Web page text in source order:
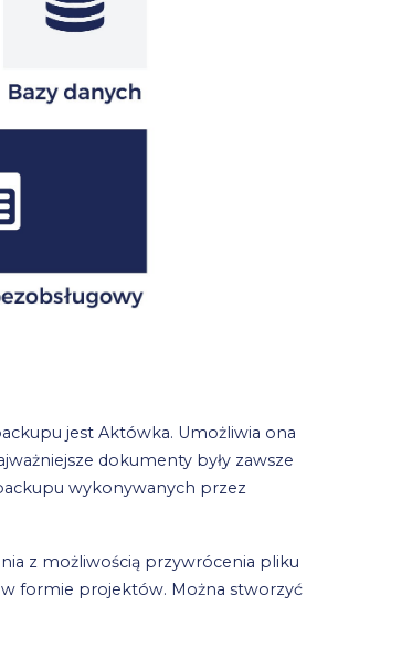
jest Aktówka. Umożliwia ona
dokumenty były zawsze
wykonywanych przez
z możliwością przywrócenia pliku
formie projektów. Można stworzyć